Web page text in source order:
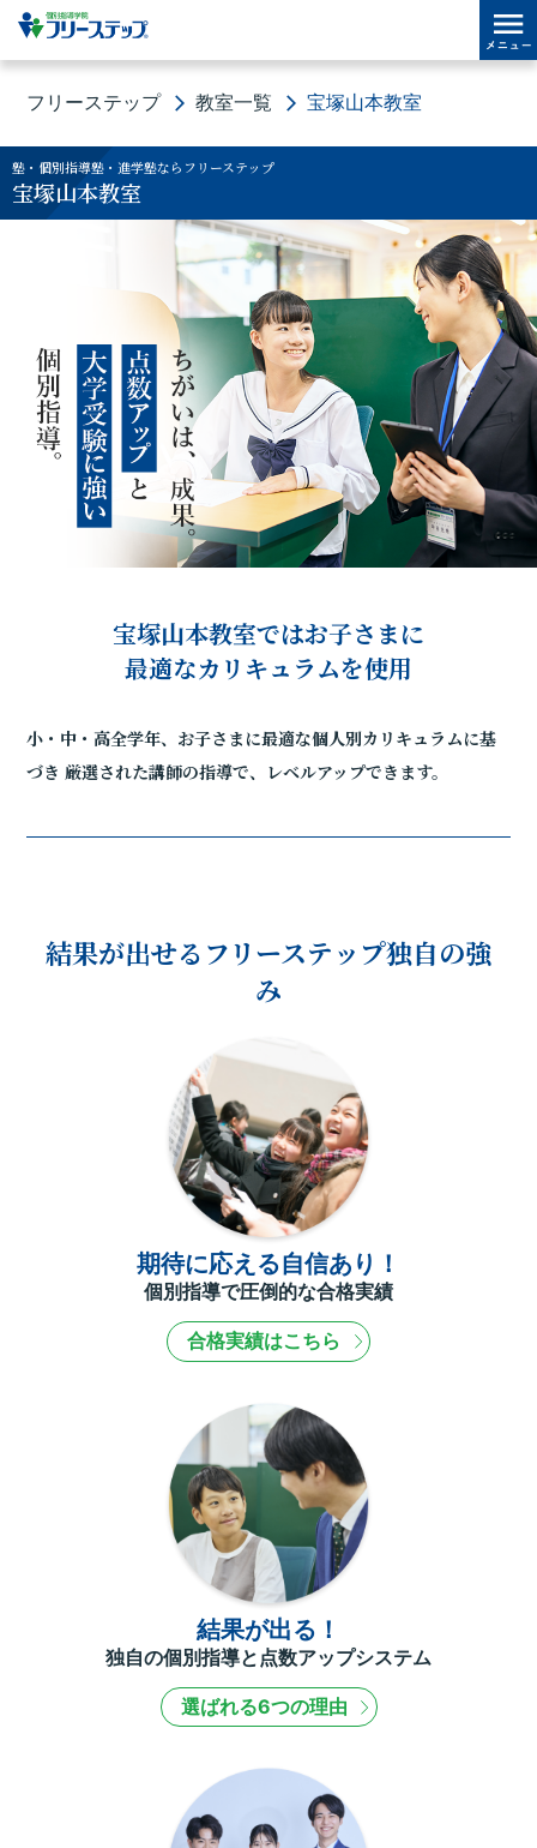
フリーステップ 教室一覧 宝塚山本教室
塾・個別指導塾・進学塾ならフリーステップ
宝塚山本教室
宝塚山本教室ではお子さまに
最適なカリキュラムを使用
小・中・高全学年、お子さまに最適な個人別カリキュラムに基
づき 厳選された講師の指導で、レベルアップできます。
結果が出せるフリーステップ独自の強
み
期待に応える自信あり！
個別指導で圧倒的な合格実績
合格実績はこちら
結果が出る！
独自の個別指導と点数アップシステム
選ばれる6つの理由